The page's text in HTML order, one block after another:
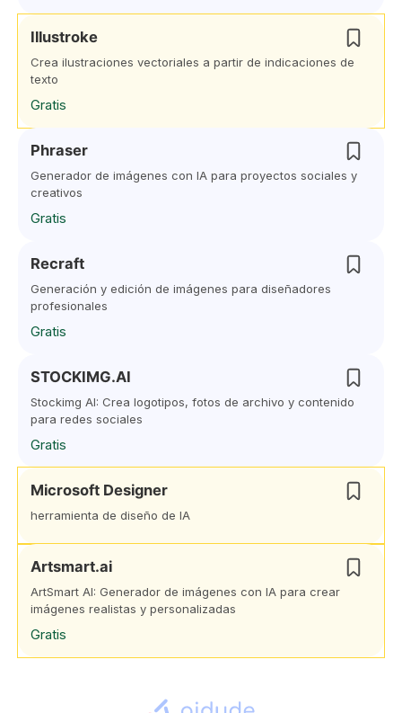
Illustroke
Crea ilustraciones vectoriales a partir de indicaciones de
texto
Gratis
Phraser
Generador de imágenes con IA para proyectos sociales y
creativos
Gratis
Recraft
Generación y edición de imágenes para diseñadores
profesionales
Gratis
STOCKIMG.AI
Stockimg AI: Crea logotipos, fotos de archivo y contenido
para redes sociales
Gratis
Microsoft Designer
herramienta de diseño de IA
Artsmart.ai
ArtSmart AI: Generador de imágenes con IA para crear
imágenes realistas y personalizadas
Gratis